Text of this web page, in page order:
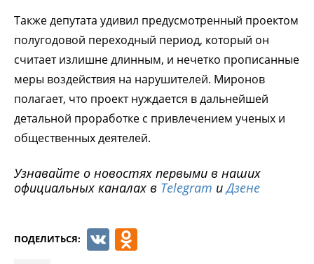
Также депутата удивил предусмотренный проектом
полугодовой переходный период, который он
считает излишне длинным, и нечетко прописанные
меры воздействия на нарушителей. Миронов
полагает, что проект нуждается в дальнейшей
детальной проработке с привлечением ученых и
общественных деятелей.
Узнавайте о новостях первыми в наших
официальных каналах в Telegram иДзене
ПОДЕЛИТЬСЯ: VK